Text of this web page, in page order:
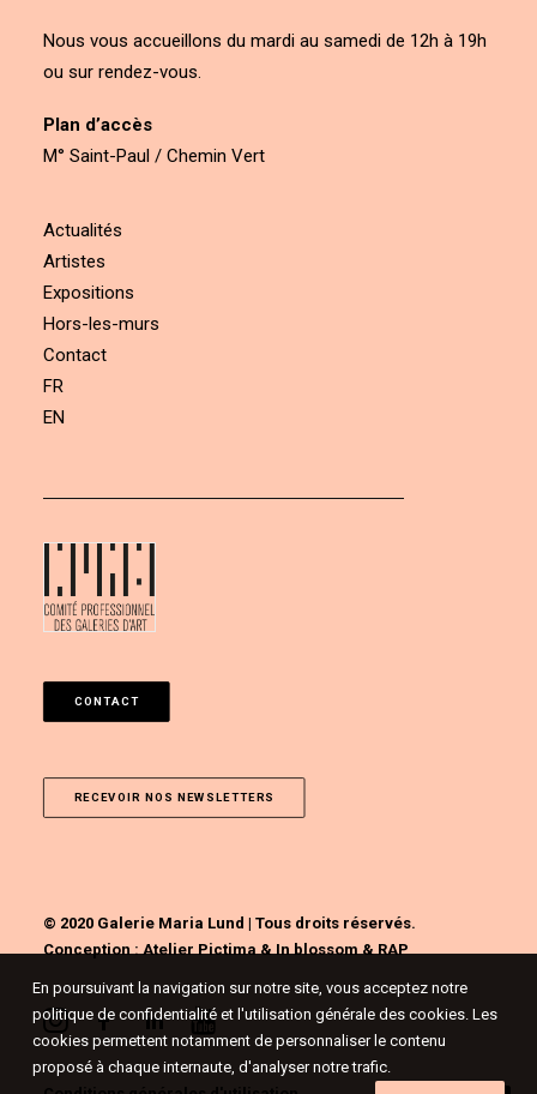
Nous vous accueillons du mardi au samedi de 12h à 19h
ou sur rendez-vous.
Plan d’accès
M° Saint-Paul / Chemin Vert
Actualités
Artistes
Expositions
Hors-les-murs
Contact
FR
EN
CONTACT
RECEVOIR NOS NEWSLETTERS
© 2020 Galerie Maria Lund | Tous droits réservés.
Conception :Atelier Pictima&In blossom&RAP
En poursuivant la navigation sur notre site, vous acceptez notre
politique de confidentialité et l'utilisation générale des cookies. Les
cookies permettent notamment de personnaliser le contenu
proposé à chaque internaute, d'analyser notre trafic.